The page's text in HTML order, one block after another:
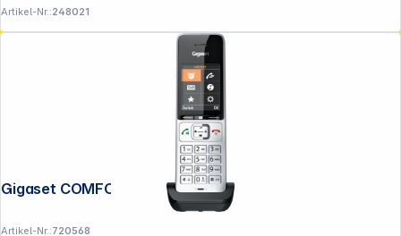
Artikel-Nr.:248021
Gigaset COMFORT 500HX silver-black
Artikel-Nr.:720568